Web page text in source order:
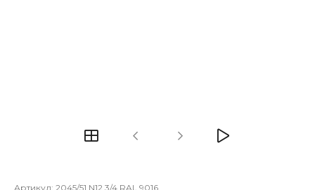
Артикул: 2045/51 N12 3/4 RAL 9016